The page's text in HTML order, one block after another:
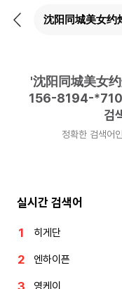
뒤
'沈阳同城美女
156-8194-
검
정확한 검색어
실시간 검색어
히게단
엔하이픈
영케이